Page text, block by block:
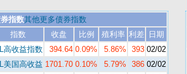
指数其他更多债券指数
指数
收盘 比例 殖利率 利差
日期
高收益指数
394.64 0.09% 5.86% 393 02/02
美国高收益 1701.70 0.10% 5.79% 386 02/02